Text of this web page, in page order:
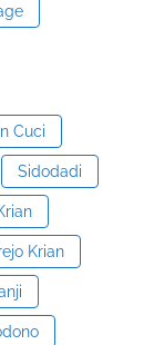
Cuci
Sidodadi
Krian